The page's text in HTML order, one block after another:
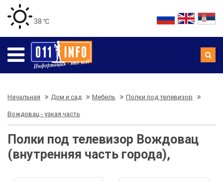
38 ℃
Начальная Дом и сад Мебель Полки под телевизор
Вождовац - узкая часть
Полки под телевизор Вождовац
(внутренняя часть города),